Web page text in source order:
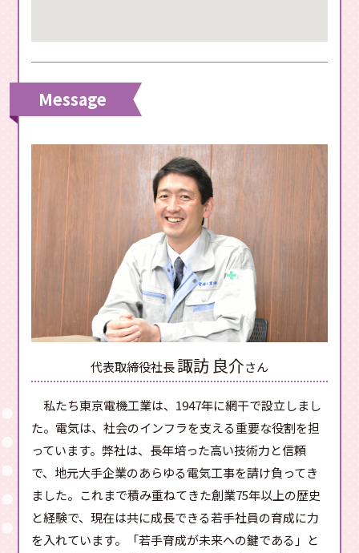
Message
代表取締役社長諏訪 良介さん
私たち東京電機工業は、1947年に網干で設立しまし
た。電気は、社会のインフラを支える重要な役割を担
っています。弊社は、長年培った高い技術力と信頼
で、地元大手企業のあらゆる電気工事を請け負ってき
ました。これまで積み重ねてきた創業75年以上の歴史
と経験で、現在は共に成長できる若手社員の育成に力
を入れています。「若手育成が未来への鍵である」と